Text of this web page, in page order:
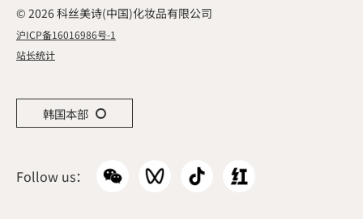
© 2026 科丝美诗(中国)化妆品有限公司
沪ICP备16016986号-1
站长统计
Follow us：